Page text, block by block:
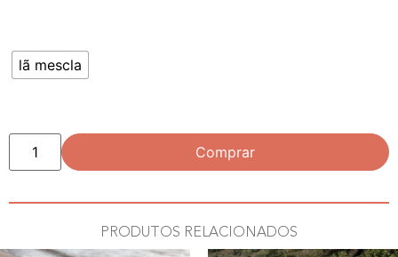
lã mescla
Comprar
PRODUTOS RELACIONADOS